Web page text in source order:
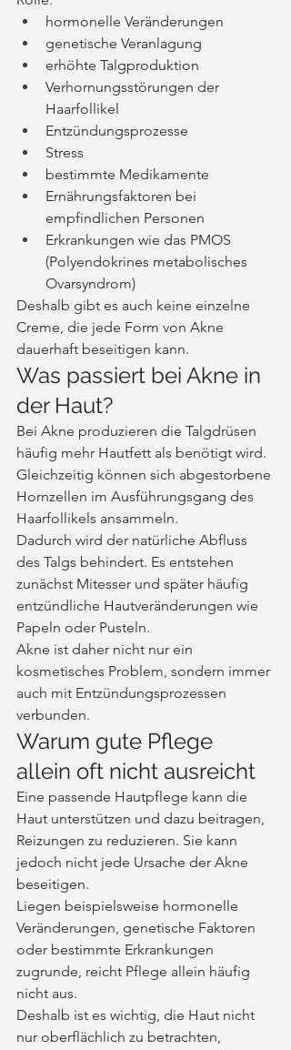
hormonelle Veränderungen
genetische Veranlagung
erhöhte Talgproduktion
Verhornungsstörungen der
Haarfollikel
Entzündungsprozesse
Stress
bestimmte Medikamente
Ernährungsfaktoren bei
empfindlichen Personen
Erkrankungen wie das PMOS
(Polyendokrines metabolisches
Ovarsyndrom)
Deshalb gibt es auch keine einzelne
Creme, die jede Form von Akne
dauerhaft beseitigen kann.
Was passiert bei Akne in
der Haut?
Bei Akne produzieren die Talgdrüsen
häufig mehr Hautfett als benötigt wird.
Gleichzeitig können sich abgestorbene
Hornzellen im Ausführungsgang des
Haarfollikels ansammeln.
Dadurch wird der natürliche Abfluss
des Talgs behindert. Es entstehen
zunächst Mitesser und später häufig
entzündliche Hautveränderungen wie
Papeln oder Pusteln.
Akne ist daher nicht nur ein
kosmetisches Problem, sondern immer
auch mit Entzündungsprozessen
verbunden.
Warum gute Pflege
allein oft nicht ausreicht
Eine passende Hautpflege kann die
Haut unterstützen und dazu beitragen,
Reizungen zu reduzieren. Sie kann
jedoch nicht jede Ursache der Akne
beseitigen.
Liegen beispielsweise hormonelle
Veränderungen, genetische Faktoren
oder bestimmte Erkrankungen
zugrunde, reicht Pflege allein häufig
nicht aus.
Deshalb ist es wichtig, die Haut nicht
nur oberflächlich zu betrachten,